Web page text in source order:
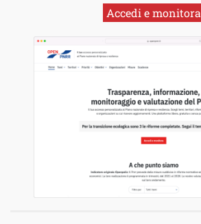
Accedi e monitora